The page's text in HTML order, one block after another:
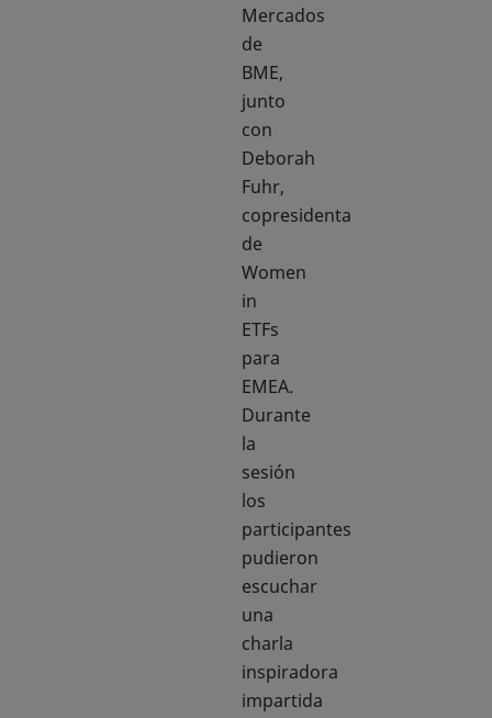
Mercados
de
BME,
junto
con
Deborah
Fuhr,
copresidenta
de
Women
in
ETFs
para
EMEA.
Durante
la
sesión
los
participantes
pudieron
escuchar
una
charla
inspiradora
impartida